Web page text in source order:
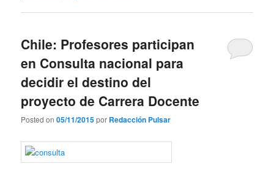
Chile: Profesores participan
en Consulta nacional para
decidir el destino del
proyecto de Carrera Docente
Posted on05/11/2015por Redacción Pulsar